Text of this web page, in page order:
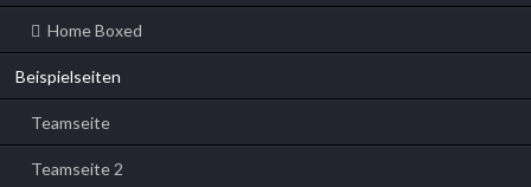
Home Boxed
Beispielseiten
Teamseite
Teamseite 2